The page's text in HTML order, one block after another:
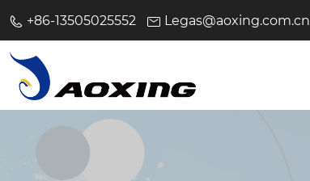
+86-13505025552 Legas@aoxing.com.cn